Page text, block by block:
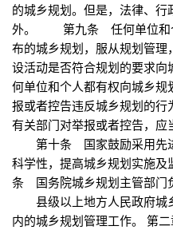
的城乡规划。但是，法律、
外。 第九条 任何单位和个
布的城乡规划，服从规划管
设活动是否符合规划的要
何单位和个人都有权向城乡
报或者控告违反城乡规划的
有关部门对举报或者控告，应
第十条 国家鼓励采用先进
科学性，提高城乡规划实
条 国务院城乡规划主管部门
县级以上地方人民政府城
内的城乡规划管理工作。